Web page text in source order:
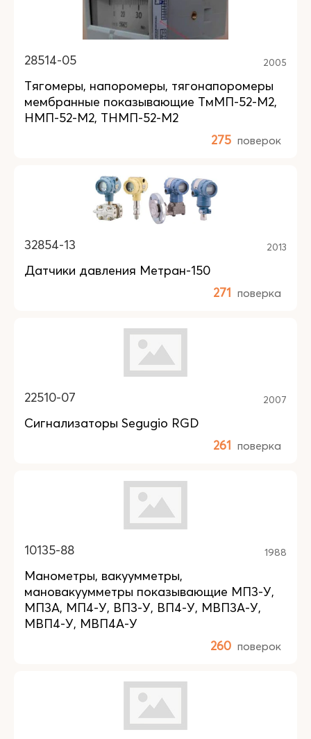
28514-05 2005
Тягомеры, напоромеры, тягонапоромеры
мембранные показывающие ТмМП-52-М2,
НМП-52-М2, ТНМП-52-М2
275 поверок
32854-13 2013
Датчики давления Метран-150
271 поверка
22510-07 2007
Сигнализаторы Segugio RGD
261 поверка
10135-88 1988
Манометры, вакуумметры,
мановакуумметры показывающие МП3-У,
МП3А, МП4-У, ВП3-У, ВП4-У, МВП3А-У,
МВП4-У, МВП4А-У
260 поверок